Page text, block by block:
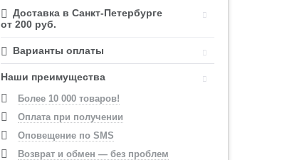
Доставка в Санкт-Петербурге
от 200 руб.
Варианты оплаты
Наши преимущества
Более 10 000 товаров!
Оплата при получении
Оповещение по SMS
Возврат и обмен — без проблем